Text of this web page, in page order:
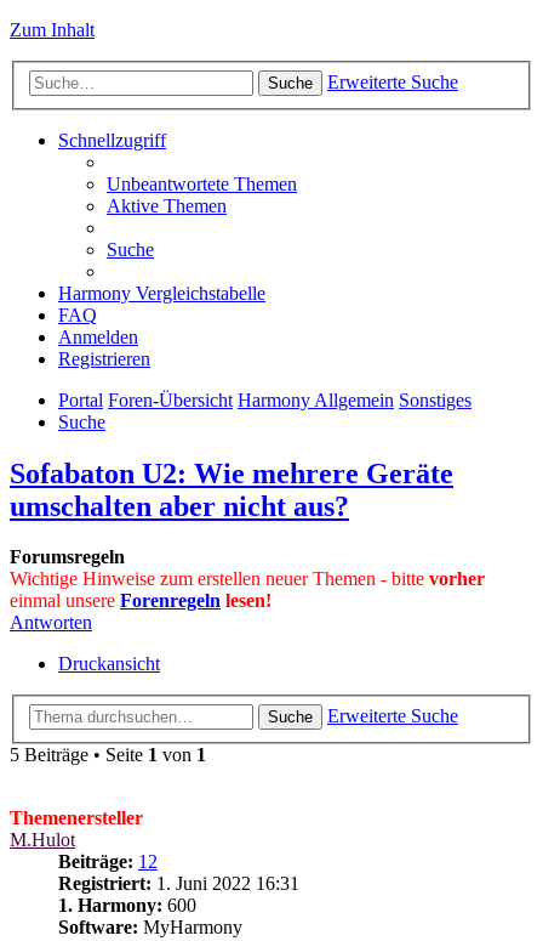
Zum Inhalt
Suche Erweiterte Suche
Schnellzugriff
Unbeantwortete Themen
Aktive Themen
Suche
Harmony Vergleichstabelle
FAQ
Anmelden
Registrieren
Portal Foren-Übersicht Harmony Allgemein Sonstiges
Suche
Sofabaton U2: Wie mehrere Geräte
umschalten aber nicht aus?
Forumsregeln
Wichtige Hinweise zum erstellen neuer Themen - bitte vorher
einmal unsere Forenregeln lesen!
Antworten
Druckansicht
Suche
Erweiterte Suche
5 Beiträge • Seite 1 von 1
Themenersteller
M.Hulot
Beiträge: 12
Registriert: 1. Juni 2022 16:31
1. Harmony: 600
Software: MyHarmony